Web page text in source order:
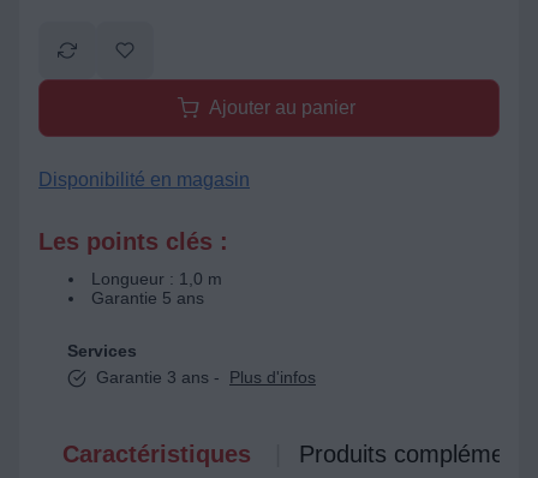
Ajouter au panier
Disponibilité en magasin
Les points clés :
Longueur : 1,0 m
Garantie 5 ans
Services
Garantie 3 ans -
Plus d'infos
Caractéristiques Produits